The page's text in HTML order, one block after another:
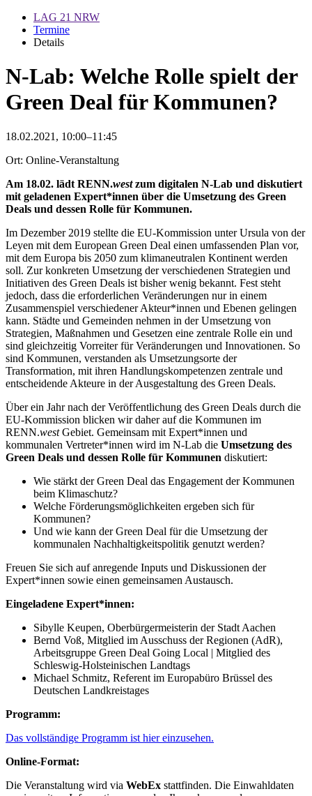
LAG 21 NRW
Termine
Details
N-Lab: Welche Rolle spielt der
Green Deal für Kommunen?
18.02.2021, 10:00–11:45
Ort: Online-Veranstaltung
Am 18.02. lädt RENN.westzum digitalen N-Lab und diskutiert
mit geladenen Expert*innen über die Umsetzung des Green
Deals und dessen Rolle für Kommunen.
Im Dezember 2019 stellte die EU-Kommission unter Ursula von der
Leyen mit dem European Green Deal einen umfassenden Plan vor,
mit dem Europa bis 2050 zum klimaneutralen Kontinent werden
soll. Zur konkreten Umsetzung der verschiedenen Strategien und
Initiativen des Green Deals ist bisher wenig bekannt. Fest steht
jedoch, dass die erforderlichen Veränderungen nur in einem
Zusammenspiel verschiedener Akteur*innen und Ebenen gelingen
kann. Städte und Gemeinden nehmen in der Umsetzung von
Strategien, Maßnahmen und Gesetzen eine zentrale Rolle ein und
sind gleichzeitig Vorreiter für Veränderungen und Innovationen. So
sind Kommunen, verstanden als Umsetzungsorte der
Transformation, mit ihren Handlungskompetenzen zentrale und
entscheidende Akteure in der Ausgestaltung des Green Deals.
Über ein Jahr nach der Veröffentlichung des Green Deals durch die
EU-Kommission blicken wir daher auf die Kommunen im
RENN.westGebiet. Gemeinsam mit Expert*innen und
kommunalen Vertreter*innen wird im N-Lab die Umsetzung des
Green Deals und dessen Rolle für Kommunen diskutiert:
Wie stärkt der Green Deal das Engagement der Kommunen
beim Klimaschutz?
Welche Förderungsmöglichkeiten ergeben sich für
Kommunen?
Und wie kann der Green Deal für die Umsetzung der
kommunalen Nachhaltigkeitspolitik genutzt werden?
Freuen Sie sich auf anregende Inputs und Diskussionen der
Expert*innen sowie einen gemeinsamen Austausch.
Eingeladene Expert*innen:
Sibylle Keupen, Oberbürgermeisterin der Stadt Aachen
Bernd Voß, Mitglied im Ausschuss der Regionen (AdR),
Arbeitsgruppe Green Deal Going Local | Mitglied des
Schleswig-Holsteinischen Landtags
Michael Schmitz, Referent im Europabüro Brüssel des
Deutschen Landkreistages
Programm:
Das vollständige Programm ist hier einzusehen.
Online-Format:
Die Veranstaltung wird via WebEx stattfinden. Die Einwahldaten